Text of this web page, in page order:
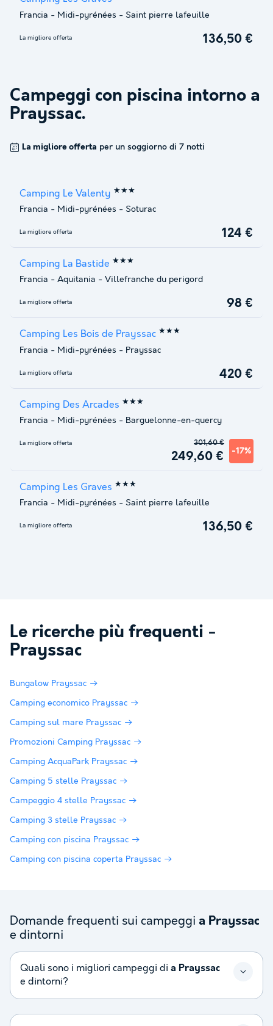
Francia - Midi-pyrénées - Saint pierre lafeuille
La migliore offerta 136,50 €
Campeggi con piscina intorno a
Prayssac.
La migliore offerta per un soggiorno di 7 notti
Camping Le Valenty ★★★
Francia - Midi-pyrénées - Soturac
La migliore offerta 124 €
Camping La Bastide ★★★
Francia - Aquitania - Villefranche du perigord
La migliore offerta 98 €
Camping Les Bois de Prayssac ★★★
Francia - Midi-pyrénées - Prayssac
La migliore offerta 420 €
Camping Des Arcades ★★★
Francia - Midi-pyrénées - Barguelonne-en-quercy
La migliore offerta
249,60 € -17%
301,60 €
Camping Les Graves ★★★
Francia - Midi-pyrénées - Saint pierre lafeuille
La migliore offerta 136,50 €
Le ricerche più frequenti -
Prayssac
Bungalow Prayssac
Camping economico Prayssac
Camping sul mare Prayssac
Promozioni Camping Prayssac
Camping AcquaPark Prayssac
Camping 5 stelle Prayssac
Campeggio 4 stelle Prayssac
Camping 3 stelle Prayssac
Camping con piscina Prayssac
Camping con piscina coperta Prayssac
Domande frequenti sui campeggi a Prayssac
e dintorni
Quali sono i migliori campeggi di a Prayssac
e dintorni?